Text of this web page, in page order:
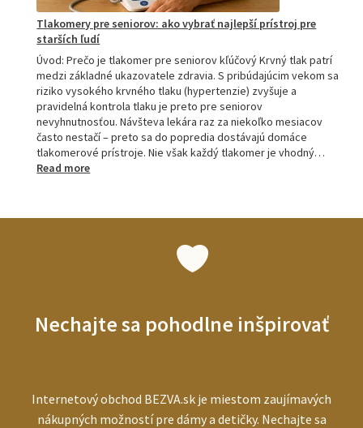
Tlakomery pre seniorov: ako vybrať najlepší prístroj pre
starších ľudí
Úvod: Prečo je tlakomer pre seniorov kľúčový Krvný tlak patrí
medzi základné ukazovatele zdravia. S pribúdajúcim vekom sa
riziko vysokého krvného tlaku (hypertenzie) zvyšuje a
pravidelná kontrola tlaku je preto pre seniorov
nevyhnutnosťou. Návšteva lekára raz za niekoľko mesiacov
často nestačí – preto sa do popredia dostávajú domáce
tlakomerové prístroje. Nie však každý tlakomer je vhodný…
Read more:
ľudí
Nechajte sa pohodlne inšpirovať
Internetový obchod BEZVA.sk je miestom zaujímavých
nákupných možností pre dámy a detičky. Nechajte sa